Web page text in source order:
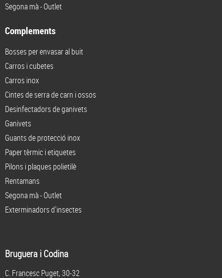
Segona mà - Outlet
Complements
Bosses per envasar al buit
Carros i cubetes
Carros inox
Cintes de serra de carn i ossos
Desinfectadors de ganivets
Ganivets
Guants de protecció inox
Paper tèrmic i etiquetes
Pilons i plaques polietilè
Rentamans
Segona mà - Outlet
Exterminadors d'insectes
Bruguera i Codina
C. Francesc Puget, 30-32